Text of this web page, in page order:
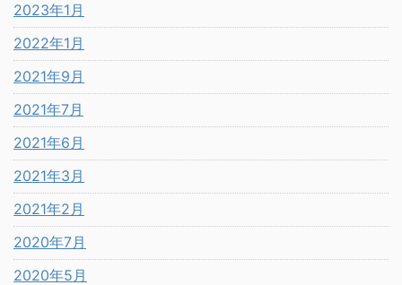
2023年1月
2022年1月
2021年9月
2021年7月
2021年6月
2021年3月
2021年2月
2020年7月
2020年5月